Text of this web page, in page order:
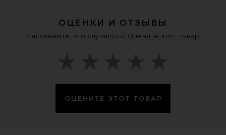
ОЦЕНКИ И ОТЗЫВЫ
Расскажите, что случилось! Оцените этот товар
ОЦЕНИТЕ ЭТОТ ТОВАР